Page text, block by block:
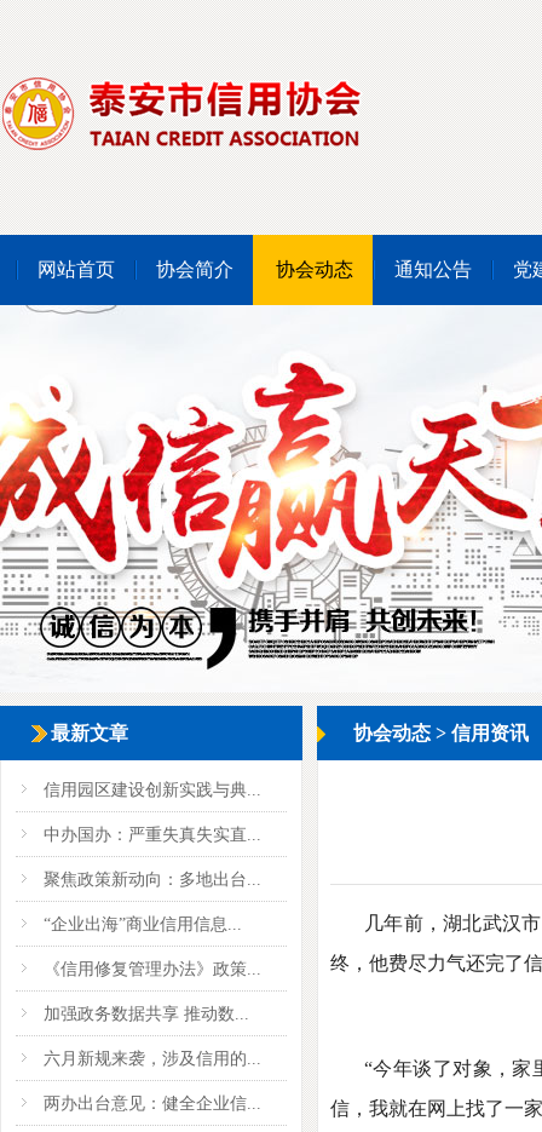
网站首页 协会简介 协会动态 通知公告 党
最新文章
信用园区建设创新实践与典...
中办国办：严重失真失实直...
聚焦政策新动向：多地出台...
“企业出海”商业信用信息...
《信用修复管理办法》政策...
加强政务数据共享 推动数...
六月新规来袭，涉及信用的...
两办出台意见：健全企业信...
协会动态 > 信用资讯
几年前，湖北武汉
终，他费尽力气还完了
“今年谈了对象，家
信，我就在网上找了一